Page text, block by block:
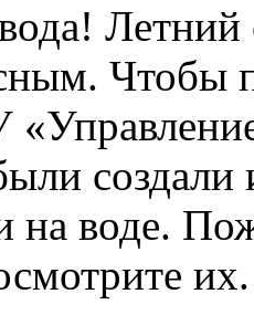
Летний
Чтобы
на воде.